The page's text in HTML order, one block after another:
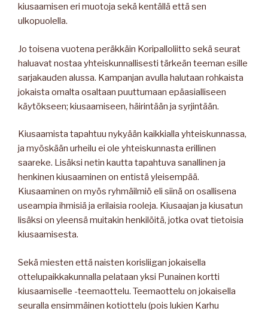
kiusaamisen eri muotoja sekä kentällä että sen
ulkopuolella.
Jo toisena vuotena peräkkäin Koripalloliitto sekä seurat
haluavat nostaa yhteiskunnallisesti tärkeän teeman esille
sarjakauden alussa. Kampanjan avulla halutaan rohkaista
jokaista omalta osaltaan puuttumaan epäasialliseen
käytökseen; kiusaamiseen, häirintään ja syrjintään.
Kiusaamista tapahtuu nykyään kaikkialla yhteiskunnassa,
ja myöskään urheilu ei ole yhteiskunnasta erillinen
saareke. Lisäksi netin kautta tapahtuva sanallinen ja
henkinen kiusaaminen on entistä yleisempää.
Kiusaaminen on myös ryhmäilmiö eli siinä on osallisena
useampia ihmisiä ja erilaisia rooleja. Kiusaajan ja kiusatun
lisäksi on yleensä muitakin henkilöitä, jotka ovat tietoisia
kiusaamisesta.
Sekä miesten että naisten korisliigan jokaisella
ottelupaikkakunnalla pelataan yksi Punainen kortti
kiusaamiselle -teemaottelu. Teemaottelu on jokaisella
seuralla ensimmäinen kotiottelu (pois lukien Karhu